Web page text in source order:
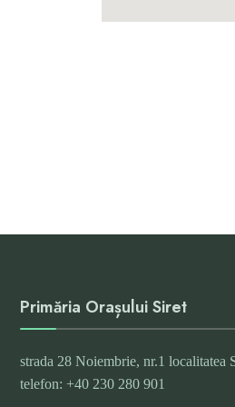
Primăria Orașului Siret
strada 28 Noiembrie, nr.1 localitatea
telefon: +40 230 280 901